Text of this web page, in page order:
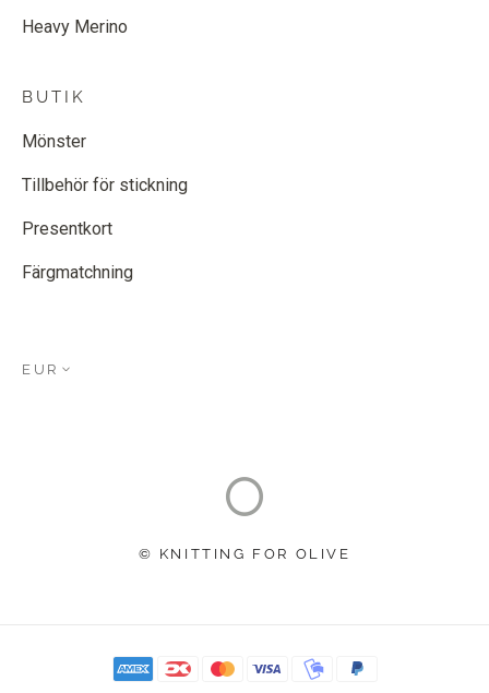
Heavy Merino
BUTIK
Mönster
Tillbehör för stickning
Presentkort
Färgmatchning
EUR
© KNITTING FOR OLIVE